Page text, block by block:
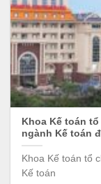
Khoa Kế toán
ngành Kế toán
Khoa Kế toán tổ
Kế toán